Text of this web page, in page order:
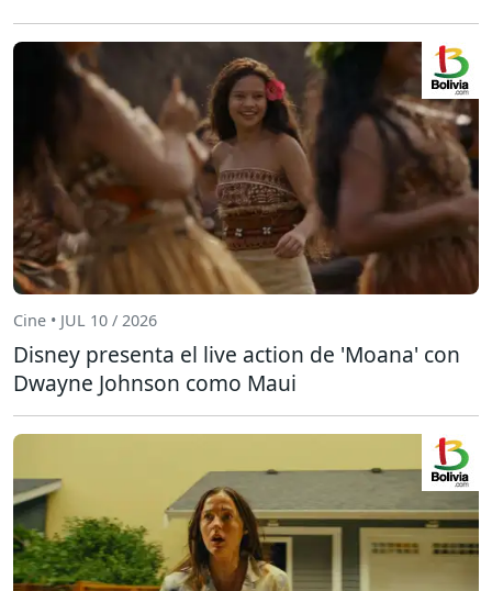
Cine • JUL 10 / 2026
Disney presenta el live action de 'Moana' con
Dwayne Johnson como Maui